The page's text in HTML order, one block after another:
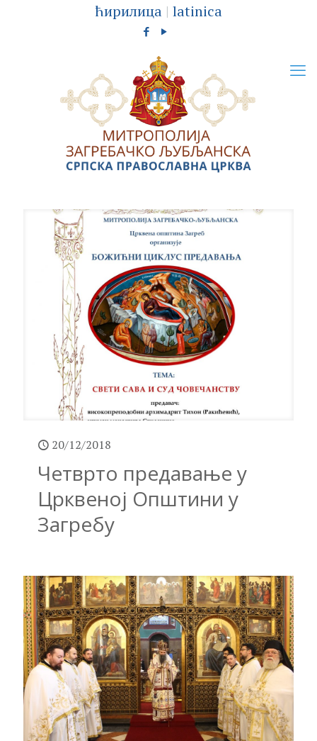
ћирилица | latinica
20/12/2018
Четврто предавање у
Црквеној Општини у
Загребу